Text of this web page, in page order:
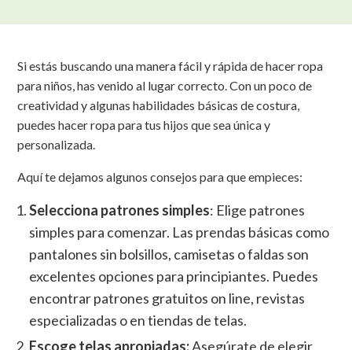
Si estás buscando una manera fácil y rápida de hacer ropa
para niños, has venido al lugar correcto. Con un poco de
creatividad y algunas habilidades básicas de costura,
puedes hacer ropa para tus hijos que sea única y
personalizada.
Aquí te dejamos algunos consejos para que empieces:
Selecciona patrones simples: Elige patrones
simples para comenzar. Las prendas básicas como
pantalones sin bolsillos, camisetas o faldas son
excelentes opciones para principiantes. Puedes
encontrar patrones gratuitos on line, revistas
especializadas o en tiendas de telas.
Escoge telas apropiadas:Asegúrate de elegir